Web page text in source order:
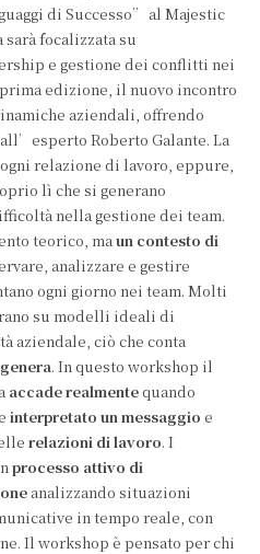
di Successo” al Majestic
focalizzata su
e gestione dei conflitti nei
edizione, il nuovo incontro
aziendali, offrendo
Roberto Galante. La
relazione di lavoro, eppure,
lì che si generano
nella gestione dei team.
teorico, maun contesto di
analizzare e gestire
ogni giorno nei team. Molti
su modelli ideali di
aziendale, ciò che conta
. In questo workshop il
accade realmentequando
interpretato un messaggio e
relazioni di lavoro. I
processo attivo di
analizzando situazioni
in tempo reale, con
Il workshop è pensato per chi